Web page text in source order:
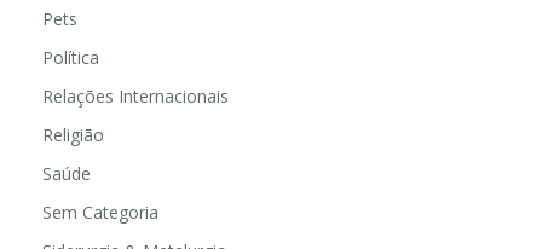
Pets
Política
Relações Internacionais
Religião
Saúde
Sem Categoria